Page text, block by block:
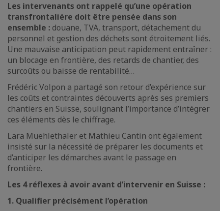
Les intervenants ont rappelé qu’une opération
transfrontalière doit être pensée dans son
ensemble :douane, TVA, transport, détachement du
personnel et gestion des déchets sont étroitement liés.
Une mauvaise anticipation peut rapidement entraîner :
un blocage en frontière, des retards de chantier, des
surcoûts ou baisse de rentabilité…
Frédéric Volpon a partagé son retour d’expérience sur
les coûts et contraintes découverts après ses premiers
chantiers en Suisse, soulignant l’importance d’intégrer
ces éléments dès le chiffrage.
Lara Muehlethaler et Mathieu Cantin ont également
insisté sur la nécessité de préparer les documents et
d’anticiper les démarches avant le passage en
frontière.
Les 4 réflexes à avoir avant d’intervenir en Suisse :
1. Qualifier précisément l’opération